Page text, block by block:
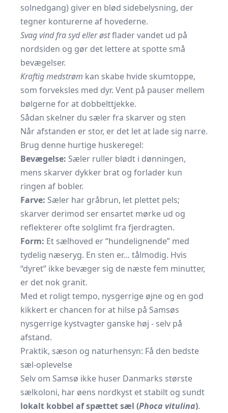
solnedgang) giver en blød sidebelysning, der
tegner konturerne af hovederne.
Svag vind fra syd eller østflader vandet ud på
nordsiden og gør det lettere at spotte små
bevægelser.
Kraftig medstrøm kan skabe hvide skumtoppe,
som forveksles med dyr. Vent på pauser mellem
bølgerne for at dobbelttjekke.
Sådan skelner du sæler fra skarver og sten
Når afstanden er stor, er det let at lade sig narre.
Brug denne hurtige huskeregel:
Bevægelse: Sæler ruller blødt i dønningen,
mens skarver dykker brat og forlader kun
ringen af bobler.
Farve: Sæler har gråbrun, let plettet pels;
skarver derimod ser ensartet mørke ud og
reflekterer ofte solglimt fra fjerdragten.
Form: Et sælhoved er “hundelignende” med
tydelig næseryg. En sten er… tålmodig. Hvis
“dyret” ikke bevæger sig de næste fem minutter,
er det nok granit.
Med et roligt tempo, nysgerrige øjne og en god
kikkert er chancen for at hilse på Samsøs
nysgerrige kystvagter ganske høj - selv på
afstand.
Praktik, sæson og naturhensyn: Få den bedste
sæl-oplevelse
Selv om Samsø ikke huser Danmarks største
sælkoloni, har øens nordkyst et stabilt og sundt
lokalt kobbel af spættet sæl (Phoca vitulina).